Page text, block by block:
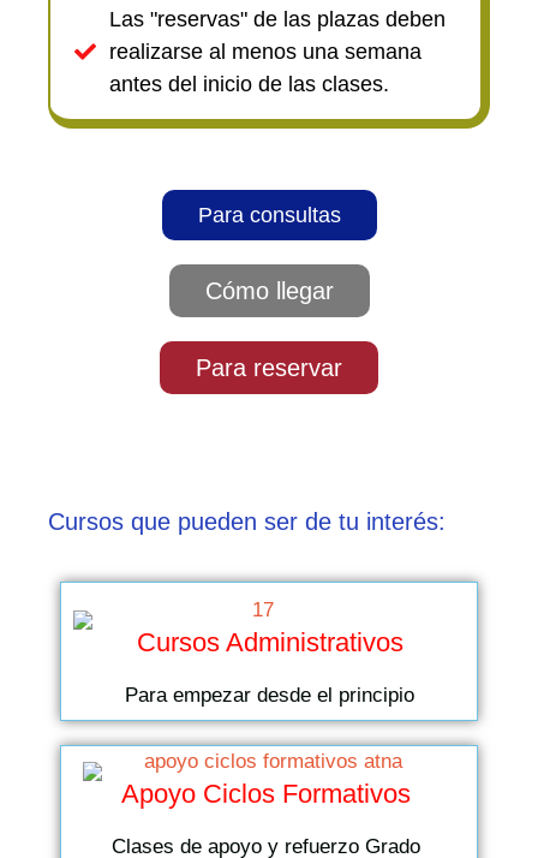
Las "reservas" de las plazas deben
realizarse al menos una semana
antes del inicio de las clases.
Para consultas
Cómo llegar
Para reservar
Cursos que pueden ser de tu interés:
Cursos Administrativos
Para empezar desde el principio
Apoyo Ciclos Formativos
Clases de apoyo y refuerzo Grado